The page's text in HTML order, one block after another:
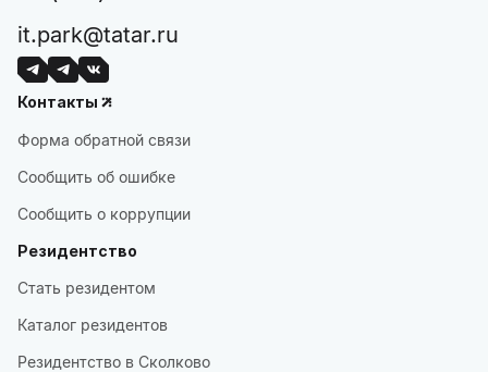
it.park@tatar.ru
Контакты
Форма обратной связи
Сообщить об ошибке
Сообщить о коррупции
Резидентство
Стать резидентом
Каталог резидентов
Резидентство в Сколково